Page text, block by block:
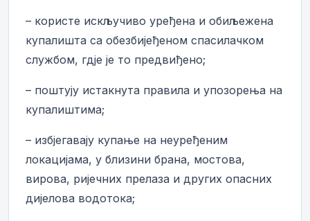
– користе искључиво уређена и обиљежена
купалишта са обезбијеђеном спасилачком
службом, гдје је то предвиђено;
– поштују истакнута правила и упозорења на
купалиштима;
– избјегавају купање на неуређеним
локацијама, у близини брана, мостова,
вирова, ријечних прелаза и других опасних
дијелова водотока;